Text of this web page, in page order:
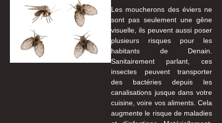
Les moucherons des éviers ne
sont pas seulement une gêne
visuelle, ils peuvent aussi poser
plusieurs risques pour les
habitants de Denain.
Sanitairement parlant, ces
insectes peuvent transporter
des bactéries depuis les
canalisations jusque dans votre
cuisine, voire vos aliments. Cela
augmente le risque de maladies